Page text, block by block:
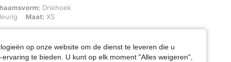
Heupen: 105 cm / 41 in, Taille: 74 cm / 29 in, Borstbeeld: 93 cm / 37 in,
Driehoek
Maat: XS
perfecto
op onze website om de dienst te leveren die u
te bieden. U kunt op elk moment "Alles weigeren",